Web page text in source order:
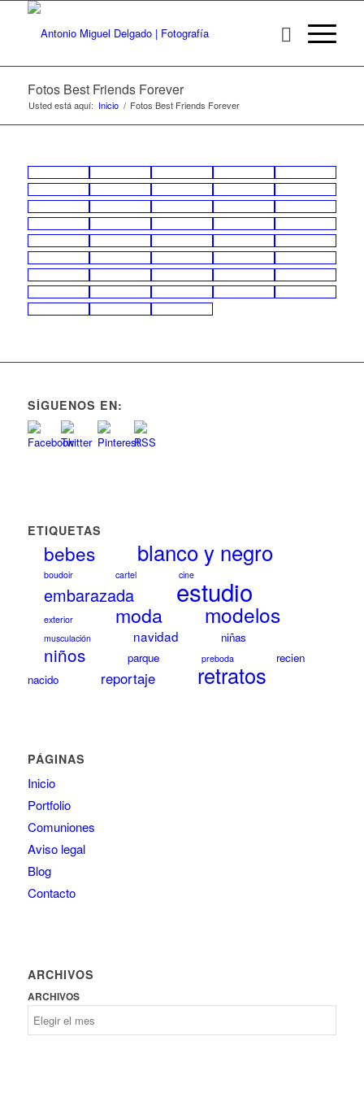
Fotos Best Friends Forever
Usted está aquí: Inicio / Fotos Best Friends Forever
SÍGUENOS EN:
ETIQUETAS
bebes blanco y negro
boudoir cartel cine
embarazada estudio
exterior moda modelos
musculación navidad niñas
niños parque preboda
recien
nacido
reportaje retratos
PÁGINAS
Inicio
Portfolio
Comuniones
Aviso legal
Blog
Contacto
ARCHIVOS
ARCHIVOS